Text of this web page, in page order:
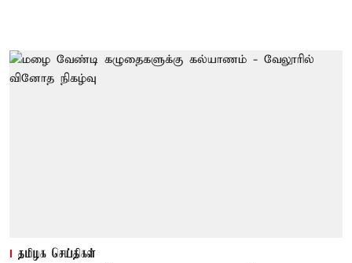
தமிழக செய்திகள்